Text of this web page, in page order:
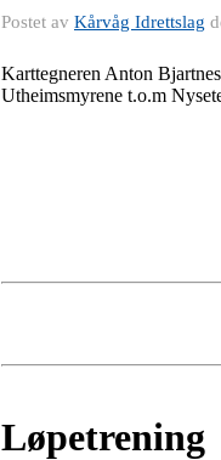
Postet av Kårvåg Idrettslag
Karttegneren Anton
Utheimsmyrene t.o.m
Løpetrening